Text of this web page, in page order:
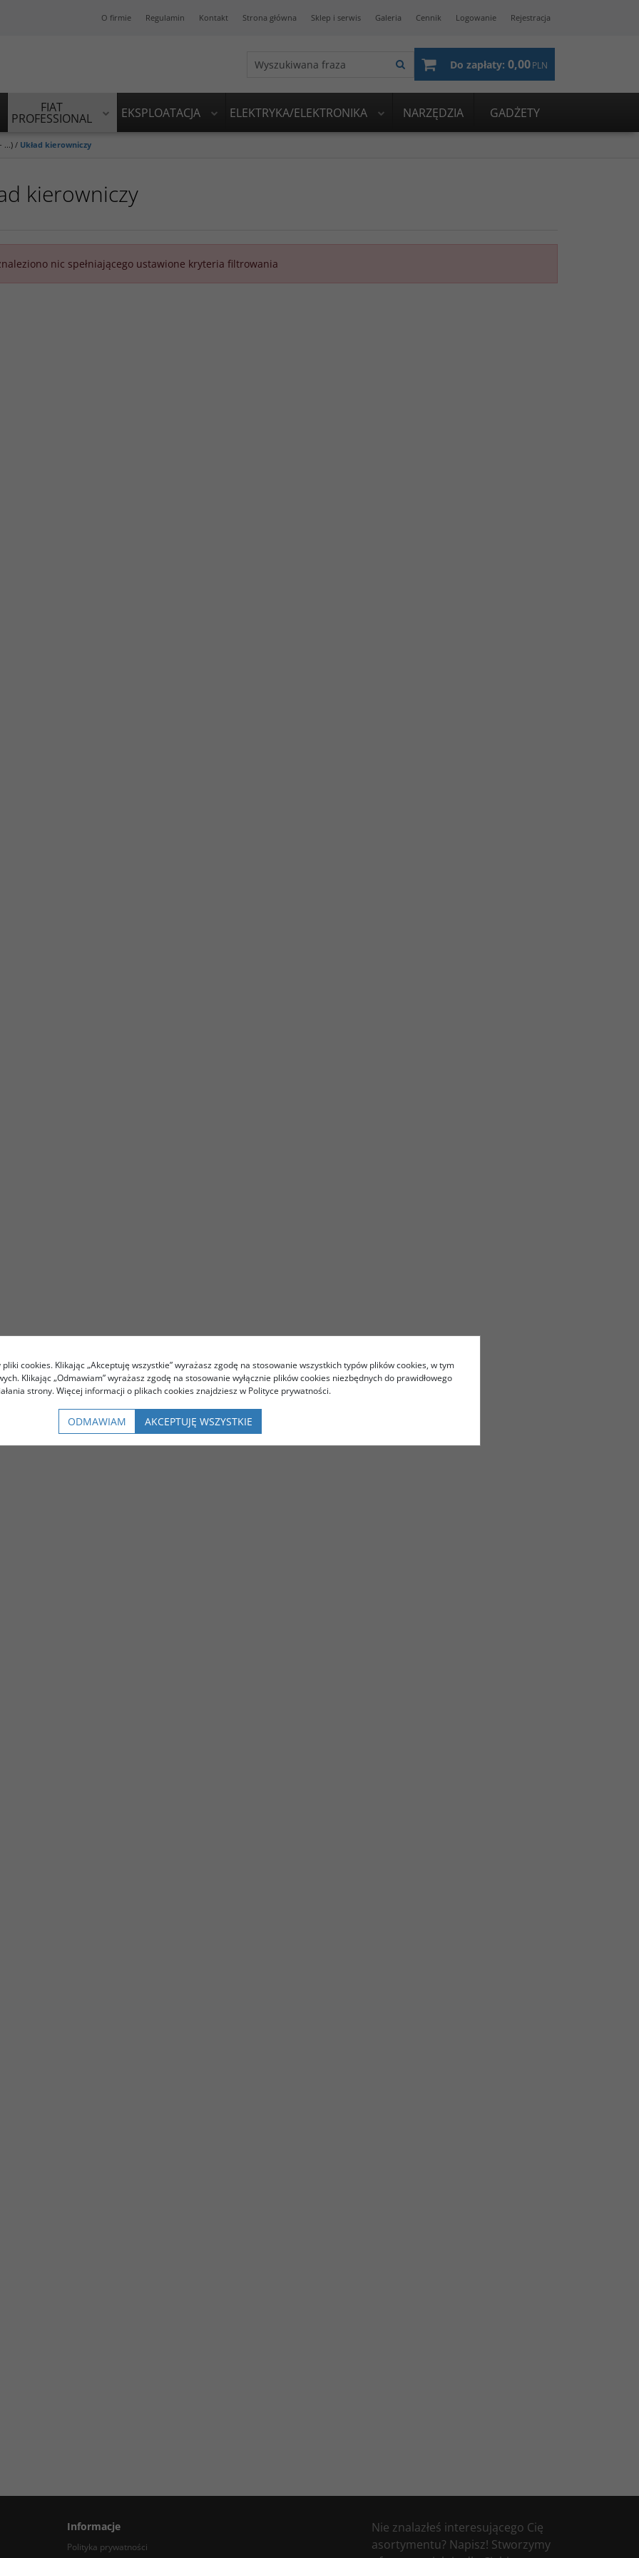
O firmie Regulamin Kontakt Strona główna Sklep i serwis Galeria Cennik Logowanie Rejestracja
Do zapłaty: 0,00PLN
FIAT
PROFESSIONAL EKSPLOATACJA ELEKTRYKA/ELEKTRONIKA NARZĘDZIA GADŻETY
...)/ Układ kierowniczy
kierowniczy
nic spełniającego ustawione kryteria filtrowania
Informacje
Polityka prywatności
Nie znalazłeś interesującego Cię
asortymentu? Napisz! Stworzymy
cookies. Klikając „Akceptuję wszystkie” wyrażasz zgodę na stosowanie wszystkich typów plików cookies, w tym
Klikając „Odmawiam” wyrażasz zgodę na stosowanie wyłącznie plików cookies niezbędnych do prawidłowego
strony. Więcej informacji o plikach cookies znajdziesz w Polityce prywatności.
ODMAWIAM AKCEPTUJĘ WSZYSTKIE